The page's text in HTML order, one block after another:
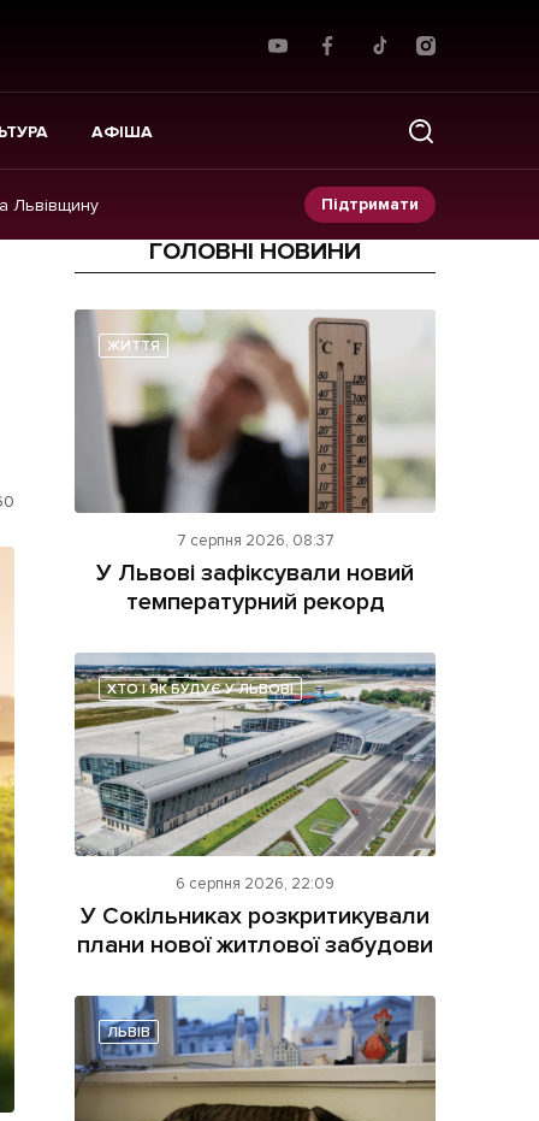
АФІША
Львівщину Підтримати
Прес-релізи
Фото/Відео
Made in Lviv
на сайті
ГОЛОВНІ НОВИНИ
ЖИТТЯ
7 серпня 2026, 08:37
У Львові зафіксували новий
температурний рекорд
ХТО І ЯК БУДУЄ У ЛЬВОВІ
6 серпня 2026, 22:09
У Сокільниках розкритикували
плани нової житлової забудови
ЛЬВІВ